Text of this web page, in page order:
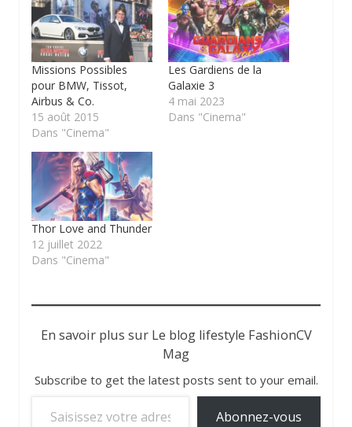
Missions Possibles
pour BMW, Tissot,
Airbus & Co.
15 août 2015
Dans "Cinema"
Les Gardiens de la
Galaxie 3
4 mai 2023
Dans "Cinema"
Thor Love and Thunder
12 juillet 2022
Dans "Cinema"
En savoir plus sur Le blog lifestyle FashionCV
Mag
Subscribe to get the latest posts sent to your email.
Abonnez-vous